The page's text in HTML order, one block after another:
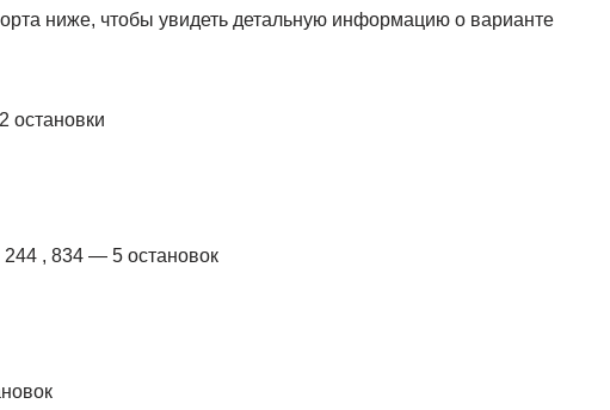
ниже, чтобы увидеть детальную информацию о варианте
остановки
, 834 — 5 остановок